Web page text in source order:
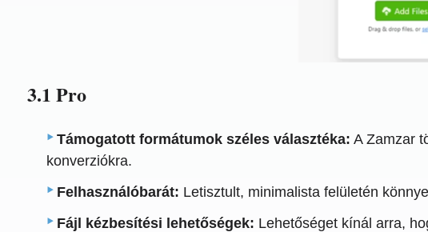
3.1 Pro
Támogatott formátumok széles választéka: A Zamzar
konverziókra.
Felhasználóbarát: Letisztult, minimalista felületén
Fájl kézbesítési lehetőségek: Lehetőséget kínál arra,